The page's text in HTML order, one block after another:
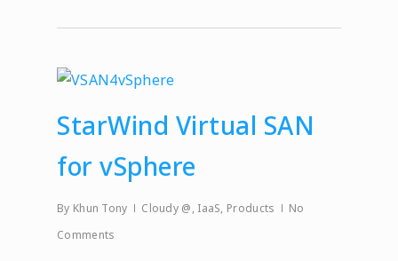
StarWind Virtual SAN
for vSphere
By Khun Tony Cloudy @, IaaS, Products
No
Comments